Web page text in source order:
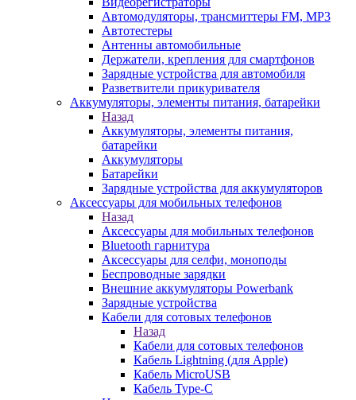
Автомодуляторы, трансмиттеры FM, MP3
Автотестеры
Антенны автомобильные
Держатели, крепления для смартфонов
Зарядные устройства для автомобиля
Разветвители прикуривателя
Аккумуляторы, элементы питания, батарейки
Назад
Аккумуляторы, элементы питания,
батарейки
Аккумуляторы
Батарейки
Зарядные устройства для аккумуляторов
Аксессуары для мобильных телефонов
Назад
Аксессуары для мобильных телефонов
Bluetooth гарнитура
Аксессуары для селфи, моноподы
Беспроводные зарядки
Внешние аккумуляторы Powerbank
Зарядные устройства
Кабели для сотовых телефонов
Назад
Кабели для сотовых телефонов
Кабель Lightning (для Apple)
Кабель MicroUSB
Кабель Type-C